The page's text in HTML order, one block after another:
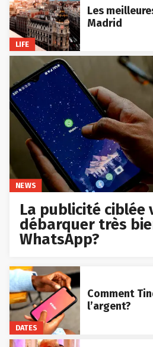
LIFE
Les
Madrid
NEWS
La publicité ciblée
débarquer très
WhatsApp?
DATES
Comment
l’argent?